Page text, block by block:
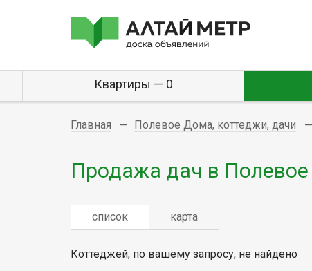
Квартиры — 0
Главная Полевое Дома, коттеджи, дачи
Продажа дач в Полевое
список карта
Коттеджей, по вашему запросу, не найдено